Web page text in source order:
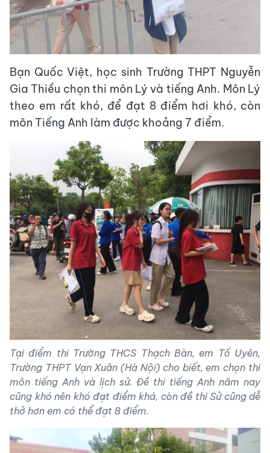
Bạn Quốc Việt, học sinh Trường THPT Nguyễn
Gia Thiều chọn thi môn Lý và tiếng Anh. Môn Lý
theo em rất khó, để đạt 8 điểm hơi khó, còn
môn Tiếng Anh làm được khoảng 7 điểm.
Tại điểm thi Trường THCS Thạch Bàn, em Tố Uyên,
Trường THPT Vạn Xuân (Hà Nội) cho biết, em chọn thi
môn tiếng Anh và lịch sử. Đề thi tiếng Anh năm nay
cũng khó nên khó đạt điểm khá, còn đề thi Sử cũng dễ
thở hơn em có thể đạt 8 điểm.